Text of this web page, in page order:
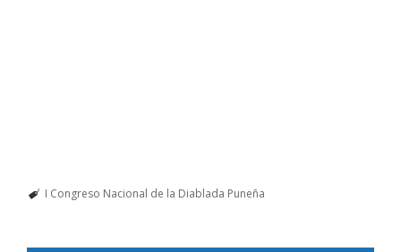
I Congreso Nacional de la Diablada Puneña